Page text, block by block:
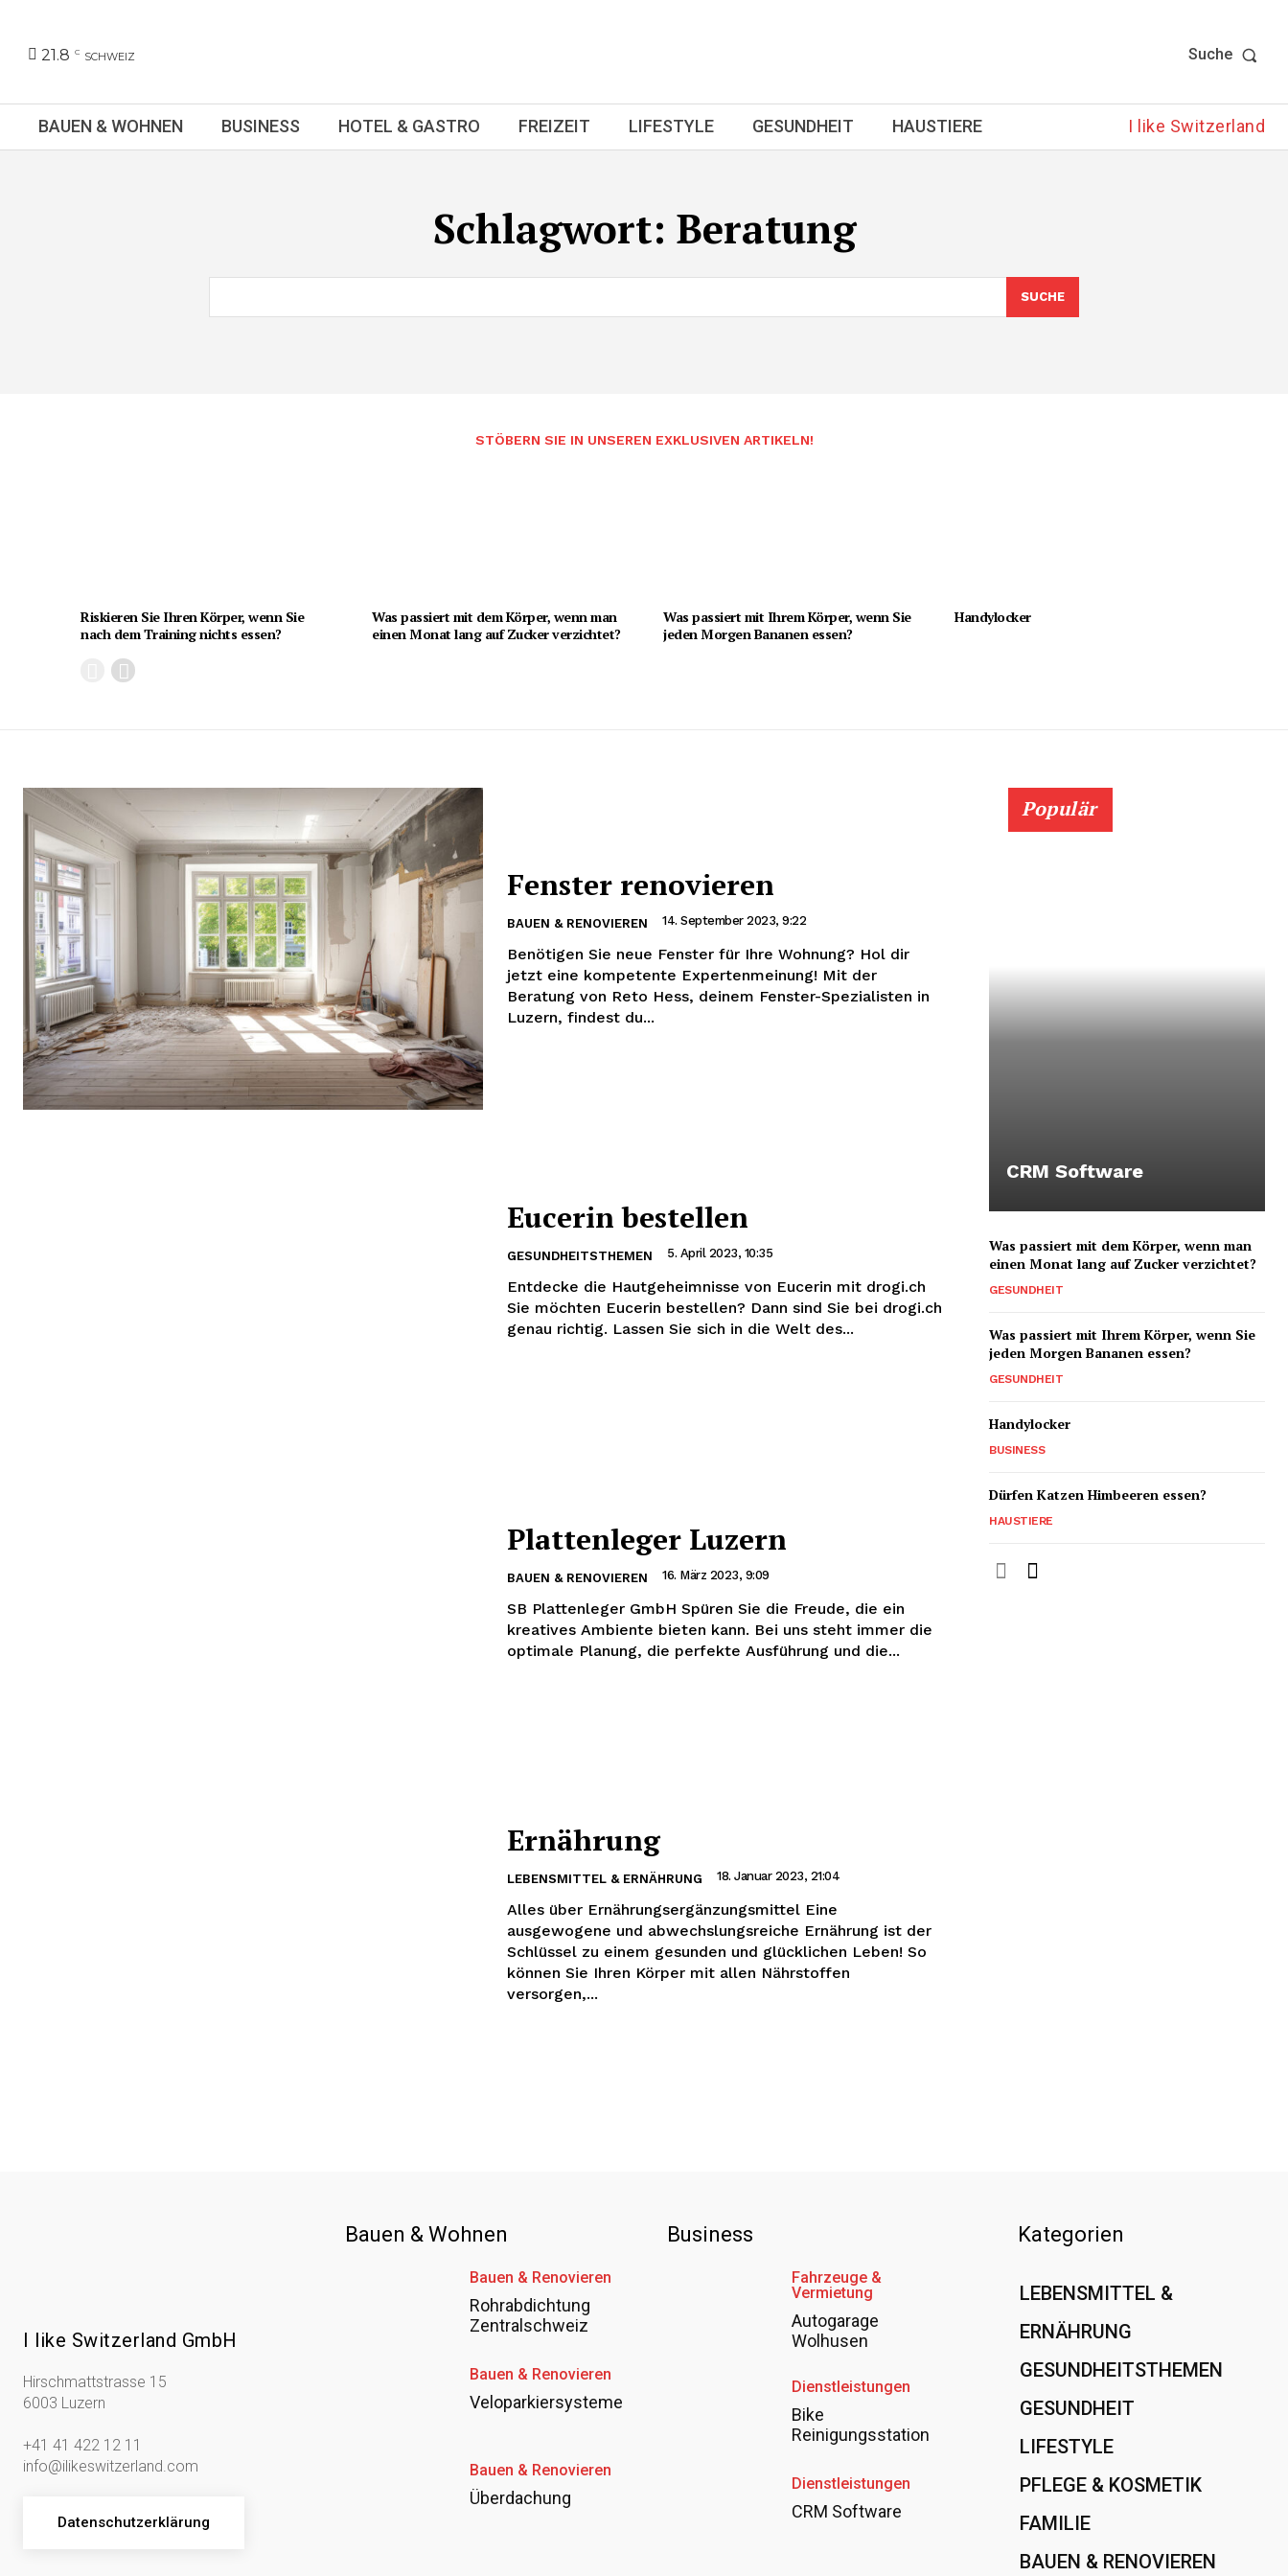
21.8 C SCHWEIZ Suche
BAUEN & WOHNEN BUSINESS HOTEL & GASTRO FREIZEIT LIFESTYLE GESUNDHEIT HAUSTIERE I like Switzerland
Schlagwort: Beratung
SUCHE
STÖBERN SIE IN UNSEREN EXKLUSIVEN ARTIKELN!
Riskieren Sie Ihren Körper, wenn Sie
nach dem Training nichts essen?
Was passiert mit dem Körper, wenn man
einen Monat lang auf Zucker verzichtet?
Was passiert mit Ihrem Körper, wenn Sie
jeden Morgen Bananen essen?
Handylocker
Fenster renovieren
BAUEN & RENOVIEREN 14. September 2023, 9:22
Benötigen Sie neue Fenster für Ihre Wohnung? Hol dir
jetzt eine kompetente Expertenmeinung! Mit der
Beratung von Reto Hess, deinem Fenster-Spezialisten in
Luzern, findest du...
Eucerin bestellen
GESUNDHEITSTHEMEN 5. April 2023, 10:35
Entdecke die Hautgeheimnisse von Eucerin mit drogi.ch
Sie möchten Eucerin bestellen? Dann sind Sie bei drogi.ch
genau richtig. Lassen Sie sich in die Welt des...
Plattenleger Luzern
BAUEN & RENOVIEREN 16. März 2023, 9:09
SB Plattenleger GmbH Spüren Sie die Freude, die ein
kreatives Ambiente bieten kann. Bei uns steht immer die
optimale Planung, die perfekte Ausführung und die...
Ernährung
LEBENSMITTEL & ERNÄHRUNG 18. Januar 2023, 21:04
Alles über Ernährungsergänzungsmittel Eine
ausgewogene und abwechslungsreiche Ernährung ist der
Schlüssel zu einem gesunden und glücklichen Leben! So
können Sie Ihren Körper mit allen Nährstoffen
versorgen,...
Populär
CRM Software
Was passiert mit dem Körper, wenn man
einen Monat lang auf Zucker verzichtet?
GESUNDHEIT
Was passiert mit Ihrem Körper, wenn Sie
jeden Morgen Bananen essen?
GESUNDHEIT
Handylocker
BUSINESS
Dürfen Katzen Himbeeren essen?
HAUSTIERE
I like Switzerland GmbH
Hirschmattstrasse 15
6003 Luzern
+41 41 422 12 11
info@ilikeswitzerland.com
Datenschutzerklärung
Bauen & Wohnen
Bauen & Renovieren
Rohrabdichtung
Zentralschweiz
Bauen & Renovieren
Veloparkiersysteme
Bauen & Renovieren
Überdachung
Business
Fahrzeuge &
Vermietung
Autogarage
Wolhusen
Dienstleistungen
Bike
Reinigungsstation
Dienstleistungen
CRM Software
Kategorien
LEBENSMITTEL &
ERNÄHRUNG
GESUNDHEITSTHEMEN
GESUNDHEIT
LIFESTYLE
PFLEGE & KOSMETIK
FAMILIE
BAUEN & RENOVIEREN